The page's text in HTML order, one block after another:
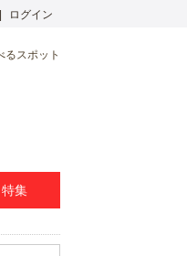
ログイン
るスポット
特集